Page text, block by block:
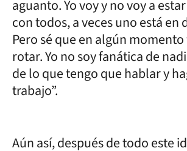
aguanto. Yo voy y no voy a
con todos, a veces uno está en
Pero sé que en algún
rotar. Yo no soy fanática de
de lo que tengo que hablar y
trabajo”.
Aún así, después de todo este